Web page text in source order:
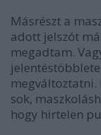
Másrészt a
adott jelszót
megadtam.
megváltoztatni.
sok,
hogy hirtelen